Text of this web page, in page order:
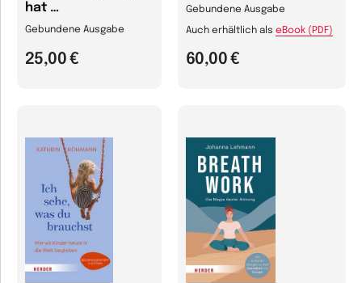
hat …
Gebundene Ausgabe
25,00 €
Gebundene Ausgabe
60,00 €
Auch erhältlich als eBook (PDF)